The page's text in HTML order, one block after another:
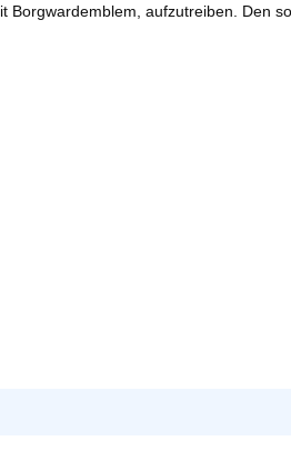
Borgwardemblem, aufzutreiben. Den